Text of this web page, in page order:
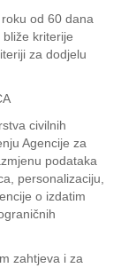
od 60 dana
kriterije
za dodjelu
civilnih
Agencije za
podataka
personalizaciju,
o izdatim
zahtjeva i za